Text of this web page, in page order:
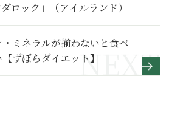
ロック」（アイルランド）
ミネラルが揃わないと食べ
ずぼらダイエット】